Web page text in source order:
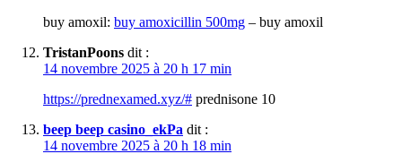
buy amoxil: buy amoxicillin 500mg – buy amoxil
TristanPoons dit :
14 novembre 2025 à 20 h 17 min
https://prednexamed.xyz/# prednisone 10
beep beep casino_ekPa dit :
14 novembre 2025 à 20 h 18 min